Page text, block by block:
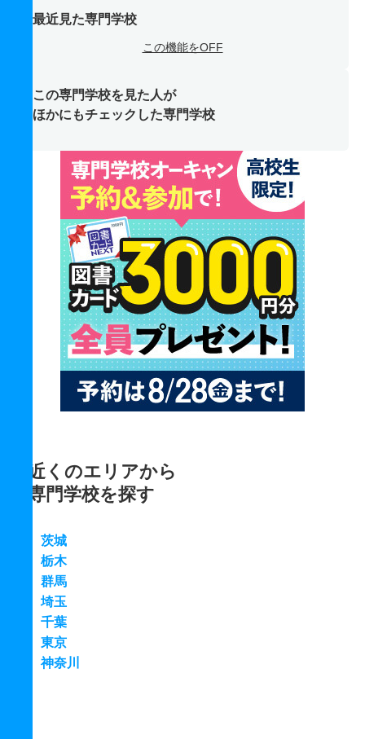
最近見た専門学校
この機能をOFF
この専門学校を見た人が
ほかにもチェックした専門学校
近くのエリアから
専門学校を探す
茨城
栃木
群馬
埼玉
千葉
東京
神奈川